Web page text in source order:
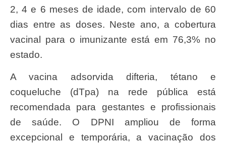
2, 4 e 6 meses de idade, com intervalo de 60
dias entre as doses. Neste ano, a cobertura
vacinal para o imunizante está em 76,3% no
estado.
A vacina adsorvida difteria, tétano e
coqueluche (dTpa) na rede pública está
recomendada para gestantes e profissionais
de saúde. O DPNI ampliou de forma
excepcional e temporária, a vacinação dos